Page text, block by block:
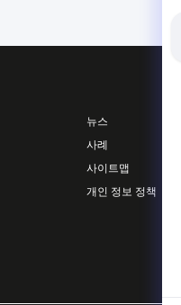
뉴스
사례
사이트맵
개인 정보 정책